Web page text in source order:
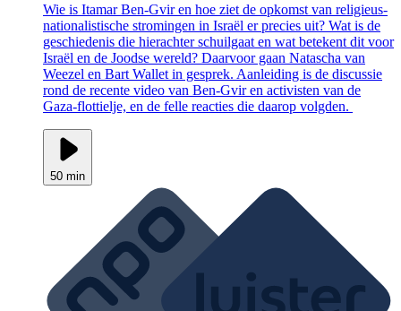
Wie is Itamar Ben-Gvir en hoe ziet de opkomst van religieus-
nationalistische stromingen in Israël er precies uit? Wat is de
geschiedenis die hierachter schuilgaat en wat betekent dit voor
Israël en de Joodse wereld? Daarvoor gaan Natascha van
Weezel en Bart Wallet in gesprek. Aanleiding is de discussie
rond de recente video van Ben-Gvir en activisten van de
Gaza-flottielje, en de felle reacties die daarop volgden.
50 min